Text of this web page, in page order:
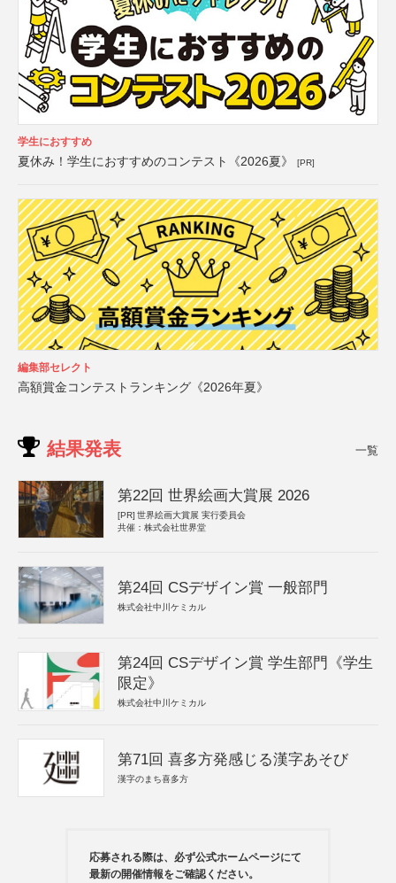
学生におすすめ
夏休み！学生におすすめのコンテスト《2026夏》 [PR]
編集部セレクト
高額賞金コンテストランキング《2026年夏》
結果発表 一覧
第22回 世界絵画大賞展 2026
[PR] 世界絵画大賞展 実行委員会
共催：株式会社世界堂
第24回 CSデザイン賞 一般部門
株式会社中川ケミカル
第24回 CSデザイン賞 学生部門《学生
限定》
株式会社中川ケミカル
第71回 喜多方発感じる漢字あそび
漢字のまち喜多方
応募される際は、必ず公式ホームページにて
最新の開催情報をご確認ください。